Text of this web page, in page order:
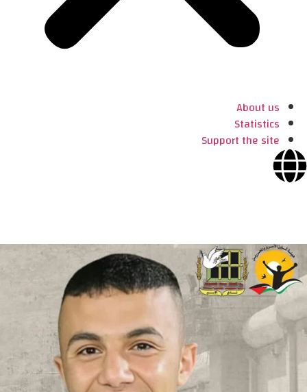
About us
Statistics
Support the site